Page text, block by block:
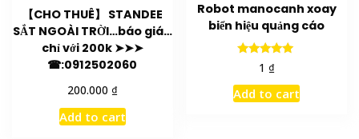
【CHO THUÊ】 STANDEE
SẮT NGOÀI TRỜI…báo giá…
chỉ với 200k ➤➤➤
☎:0912502060
200.000 ₫
Add to cart
Robot manocanh xoay
biển hiệu quảng cáo
Rated
5.00
out of 5
1 ₫
Add to cart